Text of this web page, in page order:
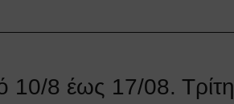
10/8 έως 17/08. Τρίτη